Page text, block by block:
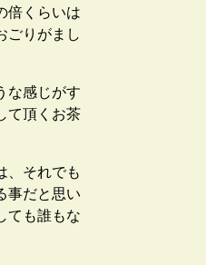
倍くらいは
ごりがまし
な感じがす
て頂くお茶
、それでも
事だと思い
ても誰もな